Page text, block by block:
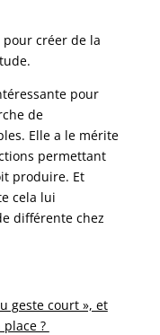
pour créer de la
pour
de
Elle a le mérite
permettant
produire. Et
cela lui
différente chez
geste court », et
?